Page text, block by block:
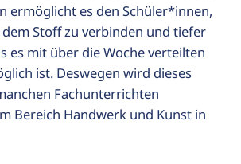
ermöglicht es den Schüler*innen,
Stoff zu verbinden und tiefer
es mit über die Woche verteilten
ist. Deswegen wird dieses
Fachunterrichten
Bereich Handwerk und Kunst in